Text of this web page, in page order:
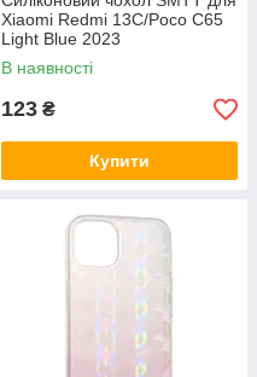
Xiaomi Redmi 13C/Poco C65
Light Blue 2023
В наявності
123 ₴
Купити